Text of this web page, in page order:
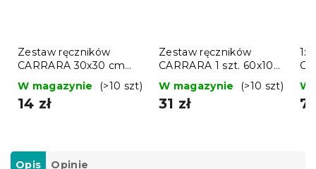
Zestaw ręczników
CARRARA 30x30 cm
jasnoszary 100%
bawełna, 3 szt.
W magazynie (>10 szt)
14 zł
Zestaw ręczników
CARRARA 1 szt. 60x100
cm i 1 szt. 40x55 cm
100% bawełna, biały
W magazynie (>10 szt)
31 zł
1x
W
Opis Opinie